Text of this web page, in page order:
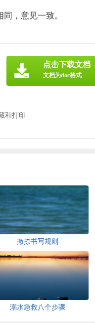
，意见一致。
和打印
点击下载文档
文档为doc格式
撇捺书写规则
溺水急救八个步骤